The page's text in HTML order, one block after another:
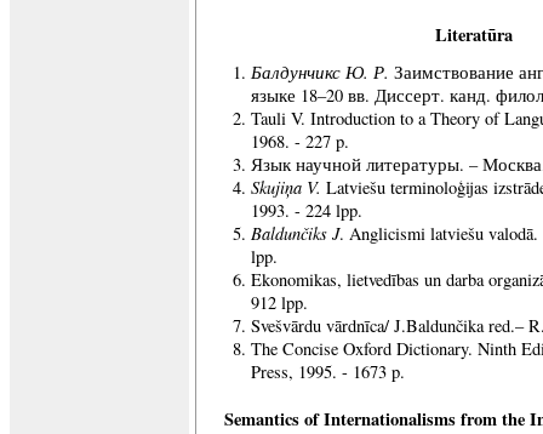
Literatūra
Балдунчикс Ю. Р. Заимствование
языке 18–20 вв. Диссерт. канд.
Tauli V. Introduction to a Theory of
1968. - 227 p.
Язык научной литературы. –
Skujiņa V. Latviešu terminoloģijas
1993. - 224 lpp.
Baldunčiks J. Anglicismi latviešu
lpp.
Ekonomikas, lietvedības un darba
912 lpp.
Svešvārdu vārdnīca/ J.Baldunčika red.–
The Concise Oxford Dictionary. Ninth
Press, 1995. - 1673 p.
Semantics of Internationalisms from the